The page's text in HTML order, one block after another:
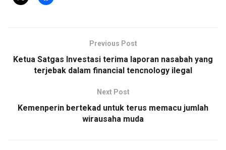
Previous Post
Ketua Satgas Investasi terima laporan nasabah yang
terjebak dalam financial tencnology ilegal
Next Post
Kemenperin bertekad untuk terus memacu jumlah
wirausaha muda